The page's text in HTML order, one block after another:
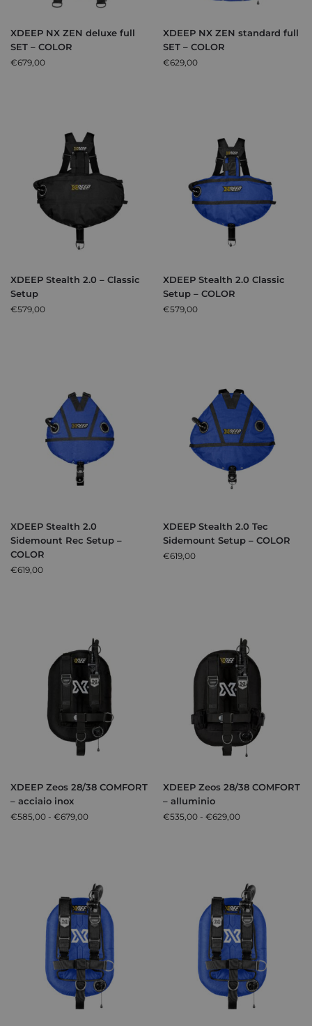
XDEEP NX ZEN deluxe full
SET – COLOR
€679,00
XDEEP NX ZEN standard full
SET – COLOR
€629,00
XDEEP Stealth 2.0 – Classic
Setup
€579,00
XDEEP Stealth 2.0 Classic
Setup – COLOR
€579,00
XDEEP Stealth 2.0
Sidemount Rec Setup –
COLOR
€619,00
XDEEP Stealth 2.0 Tec
Sidemount Setup – COLOR
€619,00
XDEEP Zeos 28/38 COMFORT
– acciaio inox
€585,00 - €679,00
XDEEP Zeos 28/38 COMFORT
– alluminio
€535,00 - €629,00